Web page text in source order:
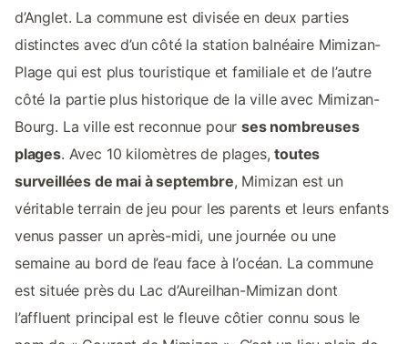
d’Anglet. La commune est divisée en deux parties
distinctes avec d’un côté la station balnéaire Mimizan-
Plage qui est plus touristique et familiale et de l’autre
côté la partie plus historique de la ville avec Mimizan-
Bourg. La ville est reconnue pourses nombreuses
plages. Avec 10 kilomètres de plages,toutes
surveillées de mai à septembre, Mimizan est un
véritable terrain de jeu pour les parents et leurs enfants
venus passer un après-midi, une journée ou une
semaine au bord de l’eau face à l’océan. La commune
est située près du Lac d’Aureilhan-Mimizan dont
l’affluent principal est le fleuve côtier connu sous le